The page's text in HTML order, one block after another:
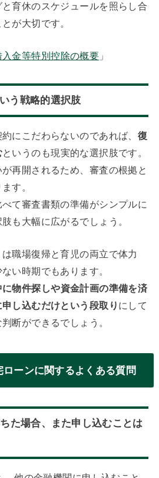
育休のスケジュールを照らし合
が大切です。
入金等特別控除の概要 」
う戦略的選択肢
にこだわらないのであれば、 復
というのも現実的な選択肢です。
再開されるため、審査の根拠と
す。
て審査書類の準備がシンプルに
も大幅に広がるでしょう。
職場復帰と育児の両立で体力
い時期でもあります。
物件探しや資金計画の準備を済
し込むだけという段取り にして
断ができるでしょう。
ーンに関するよくある質問
た場合、また申し込むことは